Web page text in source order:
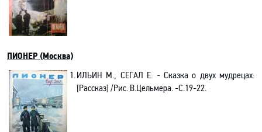
ПИОНЕР (Москва)
1.ИЛЬИН М., СЕГАЛ Е. - Сказка о двух мудрецах:
[Рассказ] /Рис. В.Цельмера. -C.19-22.